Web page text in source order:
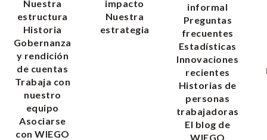
Nuestra
estructura
Historia
Gobernanza
y rendición
de cuentas
Trabaja con
nuestro
equipo
Asociarse
con WIEGO
impacto
Nuestra
estrategia
informal
Preguntas
frecuentes
Estadísticas
Innovaciones
recientes
Historias de
personas
trabajadoras
El blog de
WIEGO